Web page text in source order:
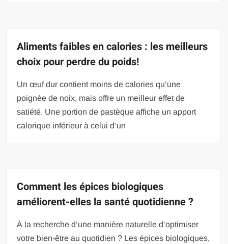
Aliments faibles en calories : les meilleurs
choix pour perdre du poids!
Un œuf dur contient moins de calories qu’une
poignée de noix, mais offre un meilleur effet de
satiété. Une portion de pastèque affiche un apport
calorique inférieur à celui d’un
Comment les épices biologiques
améliorent-elles la santé quotidienne ?
À la recherche d’une manière naturelle d’optimiser
votre bien-être au quotidien ? Les épices biologiques,